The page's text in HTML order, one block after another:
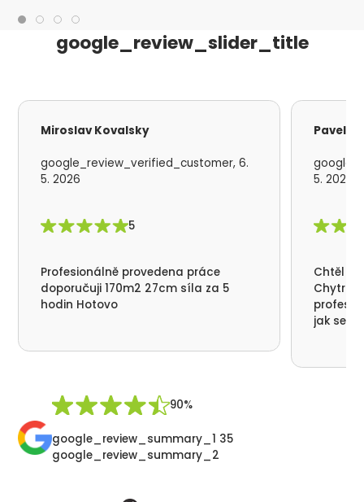
google_review_slider_title
Miroslav Kovalsky
google_review_verified_customer, 6.
5. 2026
5
Profesionálně provedena práce
doporučuji 170m2 27cm síla za 5
hodin Hotovo
Pavel
5. 2026
Chtěl
Chytrá
jak se
90%
google_review_summary_1 35
google_review_summary_2